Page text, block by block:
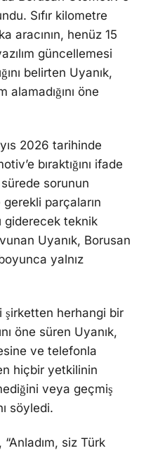
Sıfır kilometre
aracının, henüz 15
güncellemesi
belirten Uyanık,
alamadığını öne
2026 tarihinde
bıraktığını ifade
sorunun
parçaların
giderecek teknik
Uyanık, Borusan
yalnız
şirketten herhangi bir
öne süren Uyanık,
ve telefonla
hiçbir yetkilinin
veya geçmiş
söyledi.
siz Türk